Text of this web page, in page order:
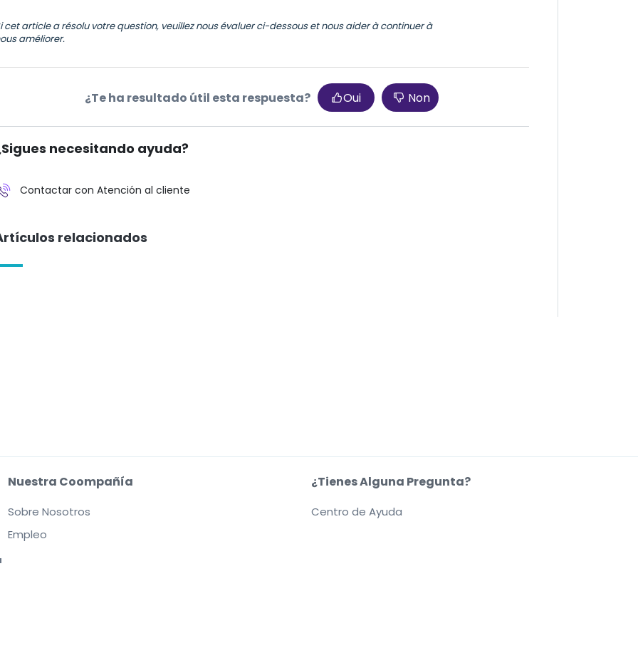
cet article a résolu votre question, veuillez nous évaluer ci-dessous et nous aider à continuer à
améliorer.
¿Te ha resultado útil esta respuesta? Oui Non
necesitando ayuda?
Contactar con Atención al cliente
relacionados
Nuestra Coompañía
Sobre Nosotros
Empleo
¿Tienes Alguna Pregunta?
Centro de Ayuda